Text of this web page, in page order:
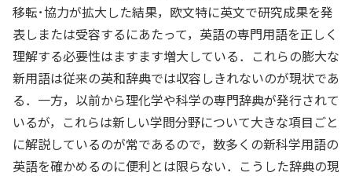
移転･協力が拡大した結果，欧文特に英文で研究成果を発
表しまたは受容するにあたって，英語の専門用語を正しく
理解する必要性はますます増大している．これらの膨大な
新用語は従来の英和辞典では収容しきれないのが現状であ
る．一方，以前から理化学や科学の専門辞典が発行されて
いるが，これらは新しい学問分野について大きな項目ごと
に解説しているのが常であるので，数多くの新科学用語の
英語を確かめるのに便利とは限らない．こうした辞典の現